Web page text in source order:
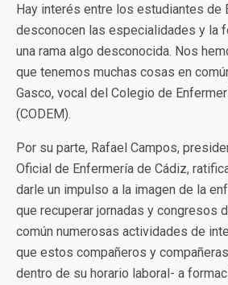
Hay interés entre los estudiantes de
desconocen las especialidades y la
una rama algo desconocida. Nos
que tenemos muchas cosas en
Gasco, vocal del Colegio de
(CODEM).
Por su parte, Rafael Campos,
Oficial de Enfermería de Cádiz,
darle un impulso a la imagen de la
que recuperar jornadas y congresos
común numerosas actividades de
que estos compañeros y
dentro de su horario laboral- a